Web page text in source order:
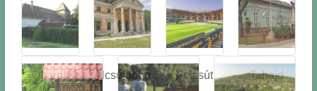
Óbarok
Alcsútdobo
Felcsút Tabajd